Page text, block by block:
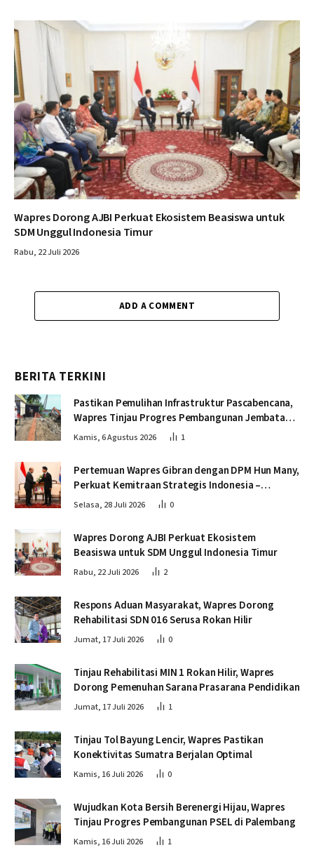
Wapres Dorong AJBI Perkuat Ekosistem Beasiswa untuk
SDM Unggul Indonesia Timur
Rabu, 22 Juli 2026
ADD A COMMENT
BERITA TERKINI
Pastikan Pemulihan Infrastruktur Pascabencana,
Wapres Tinjau Progres Pembangunan Jembatan
Krueng Tingkeum Bireuen
Kamis, 6 Agustus 2026 1
Pertemuan Wapres Gibran dengan DPM Hun Many,
Perkuat Kemitraan Strategis Indonesia –
Kamboja
Selasa, 28 Juli 2026 0
Wapres Dorong AJBI Perkuat Ekosistem
Beasiswa untuk SDM Unggul Indonesia Timur
Rabu, 22 Juli 2026 2
Respons Aduan Masyarakat, Wapres Dorong
Rehabilitasi SDN 016 Serusa Rokan Hilir
Jumat, 17 Juli 2026 0
Tinjau Rehabilitasi MIN 1 Rokan Hilir, Wapres
Dorong Pemenuhan Sarana Prasarana Pendidikan
Jumat, 17 Juli 2026 1
Tinjau Tol Bayung Lencir, Wapres Pastikan
Konektivitas Sumatra Berjalan Optimal
Kamis, 16 Juli 2026 0
Wujudkan Kota Bersih Berenergi Hijau, Wapres
Tinjau Progres Pembangunan PSEL di Palembang
Kamis, 16 Juli 2026 1